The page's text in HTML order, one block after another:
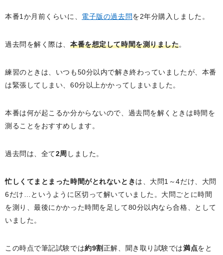
本番1か月前くらいに、 電子版の過去問を2年分購入しました。
過去問を解く際は、本番を想定して時間を測りました。
練習のときは、いつも50分以内で解き終わっていましたが、本番
は緊張してしまい、60分以上かかってしまいました。
本番は何が起こるか分からないので、過去問を解くときは時間を
測ることをおすすめします。
過去問は、全て2周 しました。
忙しくてまとまった時間がとれないときは、大問1～4だけ、大問
6だけ…というように区切って解いていました。大問ごとに時間
を測り、最後にかかった時間を足して80分以内なら合格、として
いました。
この時点で筆記試験では約9割正解、聞き取り試験では満点をと